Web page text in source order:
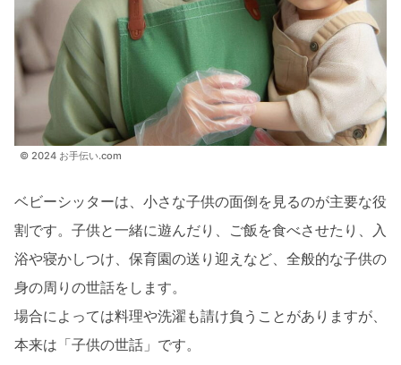
© 2024 お手伝い.com
ベビーシッターは、小さな子供の面倒を見るのが主要な役
割です。子供と一緒に遊んだり、ご飯を食べさせたり、入
浴や寝かしつけ、保育園の送り迎えなど、全般的な子供の
身の周りの世話をします。
場合によっては料理や洗濯も請け負うことがありますが、
本来は「子供の世話」です。